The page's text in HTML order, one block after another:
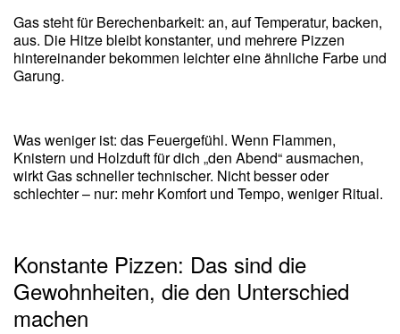
Gas steht für Berechenbarkeit: an, auf Temperatur, backen,
aus. Die Hitze bleibt konstanter, und mehrere Pizzen
hintereinander bekommen leichter eine ähnliche Farbe und
Garung.
Was weniger ist: das Feuergefühl. Wenn Flammen,
Knistern und Holzduft für dich „den Abend“ ausmachen,
wirkt Gas schneller technischer. Nicht besser oder
schlechter – nur: mehr Komfort und Tempo, weniger Ritual.
Konstante Pizzen: Das sind die
Gewohnheiten, die den Unterschied
machen